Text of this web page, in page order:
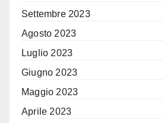
Settembre 2023
Agosto 2023
Luglio 2023
Giugno 2023
Maggio 2023
Aprile 2023